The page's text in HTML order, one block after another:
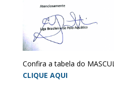
Confira a tabela do
CLIQUE AQUI